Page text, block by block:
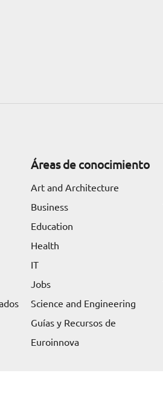
Áreas de conocimiento
Art and Architecture
Business
Education
Health
IT
Jobs
Science and Engineering
Guías y Recursos de
Euroinnova